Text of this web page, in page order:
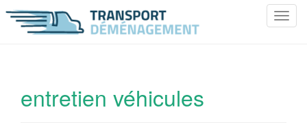
T
entretien véhicules